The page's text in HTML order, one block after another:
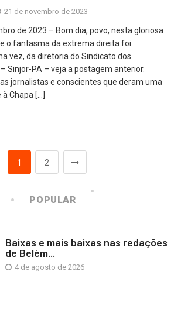
21 de novembro de 2023
de 2023 – Bom dia, povo, nesta gloriosa
o fantasma da extrema direita foi
vez, da diretoria do Sindicato dos
Sinjor-PA – veja a postagem anterior.
jornalistas e conscientes que deram uma
Chapa […]
1 2
POPULAR
Baixas e mais baixas nas redações
de Belém...
4 de agosto de 2026